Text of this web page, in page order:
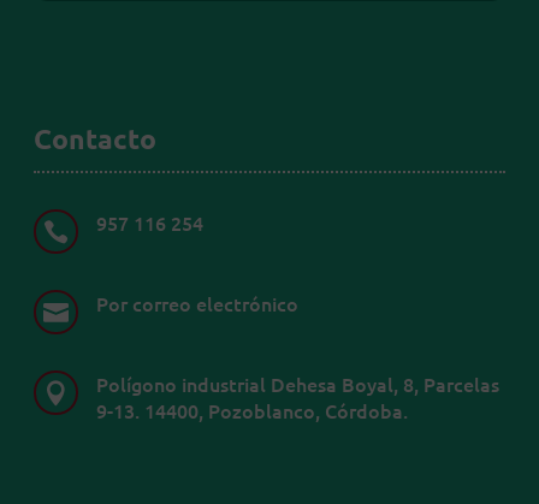
Contacto
 957 116 254
 Por correo electrónico

Polígono industrial Dehesa Boyal, 8, Parcelas
9-13. 14400, Pozoblanco, Córdoba.